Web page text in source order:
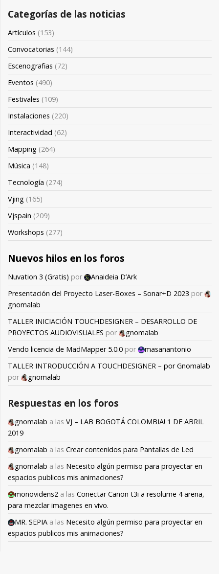
Categorías de las noticias
Artículos (153)
Convocatorias (144)
Escenografias (72)
Eventos (490)
Festivales (109)
Instalaciones (220)
Interactividad (62)
Mapping (264)
Música (148)
Tecnología (274)
Vjing (165)
Vjspain (209)
Workshops (277)
Nuevos hilos en los foros
Nuvation 3 (Gratis) por
Anaideia D’Ark
Presentación del Proyecto Laser-Boxes – Sonar+D 2023 por
gnomalab
TALLER INICIACIÓN TOUCHDESIGNER – DESARROLLO DE
PROYECTOS AUDIOVISUALES por
gnomalab
Vendo licencia de MadMapper 5.0.0 por
masanantonio
TALLER INTRODUCCIÓN A TOUCHDESIGNER – por Gnomalab
por
gnomalab
Respuestas en los foros
gnomalab a las VJ – LAB BOGOTÁ COLOMBIA! 1 DE ABRIL
2019
gnomalab a las Crear contenidos para Pantallas de Led
gnomalab a las Necesito algún permiso para proyectar en
espacios publicos mis animaciones?
monovidens2 a las Conectar Canon t3i a resolume 4 arena,
para mezclar imagenes en vivo.
MR. SEPIA a las Necesito algún permiso para proyectar en
espacios publicos mis animaciones?